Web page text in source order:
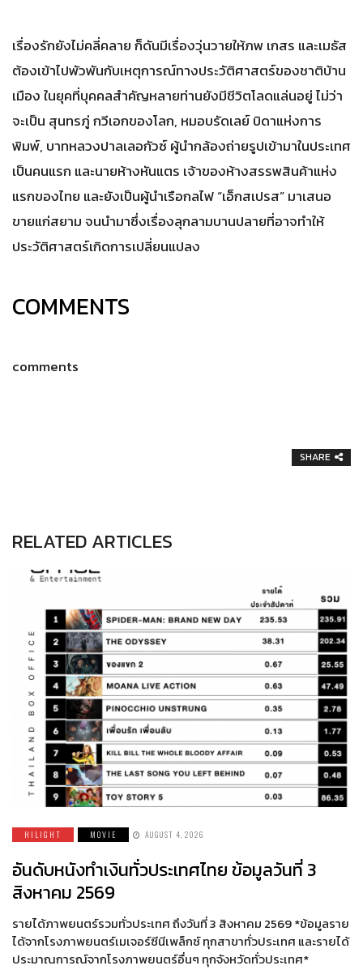
เรื่องรักยังไม่คลี่คลาย ก็ดันมีเรื่องวุ่นวายให้ภพ เกสร และเมธัส
ต้องเข้าไปพัวพันกับเหตุการณ์ทางประวัติศาสตร์ของชาติบ้าน
เมือง ในยุคที่บุคคลสำคัญหลายท่านยังมีชีวิตโลดแล่นอยู่ ไม่ว่า
จะเป็น สุนทรภู่ กวีเอกของโลก, หมอบรัดเลย์ บิดาแห่งการ
พิมพ์, บาทหลวงปาลเลอกัวซ์ ผู้นำกล้องถ่ายรูปเข้ามาในประเทศ
เป็นคนแรก และนายห้างหันแตร เจ้าของห้างสรรพสินค้าแห่ง
แรกของไทย และยังเป็นผู้นำเรือกลไฟ “เอ็กสเปรส” มาเสนอ
ขายแก่สยาม จนนำมาซึ่งเรื่องลุกลามบานปลายที่อาจทำให้
ประวัติศาสตร์เกิดการเปลี่ยนแปลง
COMMENTS
comments
SHARE
RELATED ARTICLES
HILIGHT MOVIE AUGUST 4, 2026
อันดับหนังทำเงินทั่วประเทศไทย ข้อมูลวันที่ 3
สิงหาคม 2569
รายได้ภาพยนตร์รวมทั่วประเทศ ถึงวันที่ 3 สิงหาคม 2569 *ข้อมูลราย
ได้จากโรงภาพยนตร์เมเจอร์ซีนีเพล็กซ์ ทุกสาขาทั่วประเทศ และรายได้
ประมาณการณ์จากโรงภาพยนตร์อื่นๆ ทุกจังหวัดทั่วประเทศ*